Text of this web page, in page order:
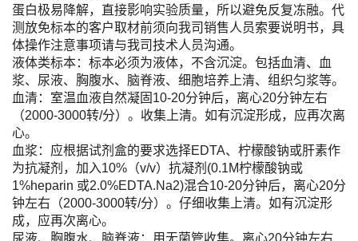
蛋白极易降解，直接影响实验质量，所以避免反复冻融。代
测放免标本的客户取材前须向我司销售人员索要说明书，具
体操作注意事项请与我司技术人员沟通。
液体类标本：标本必须为液体，不含沉淀。包括血清、血
浆、尿液、胸腹水、脑脊液、细胞培养上清、组织匀浆等。
血清：室温血液自然凝固10-20分钟后，离心20分钟左右
（2000-3000转/分）。收集上清。如有沉淀形成，应再次离
心。
血浆：应根据试剂盒的要求选择EDTA、柠檬酸钠或肝素作
为抗凝剂，加入10%（v/v）抗凝剂(0.1M柠檬酸钠或
1%heparin 或2.0%EDTA.Na2)混合10-20分钟后，离心20分
钟左右（2000-3000转/分）。仔细收集上清。如有沉淀形
成，应再次离心。
尿液、胸腹水、脑脊液：用无菌管收集。离心20分钟左右